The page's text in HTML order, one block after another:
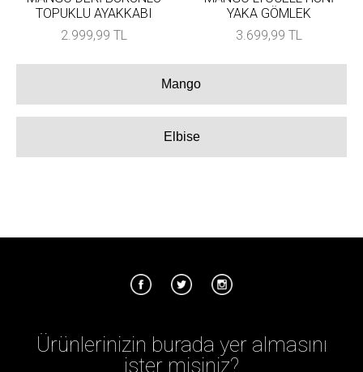
TOPUKLU AYAKKABI
2.999,99 TL
YAKA GÖMLEK
3.699,99 TL
Mango
Elbise
Ürünlerinizin burada yer almasını
ister misiniz?